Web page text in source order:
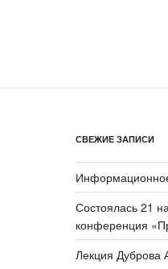
СВЕЖИЕ ЗАПИСИ
Состоялась 21
конференция
Лекция Дуброва